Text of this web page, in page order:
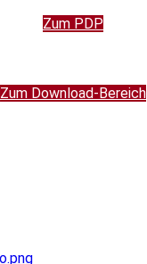
Zum PDP
Zum Download-Bereich